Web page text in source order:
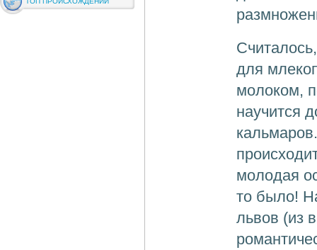
для
молоком,
научится
молодая
то было!
львов (из